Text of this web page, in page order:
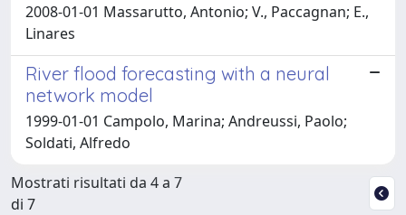
2008-01-01 Massarutto, Antonio; V., Paccagnan; E.,
Linares
River flood forecasting with a neural
network model
1999-01-01 Campolo, Marina; Andreussi, Paolo;
Soldati, Alfredo
Mostrati risultati da 4 a 7
di 7